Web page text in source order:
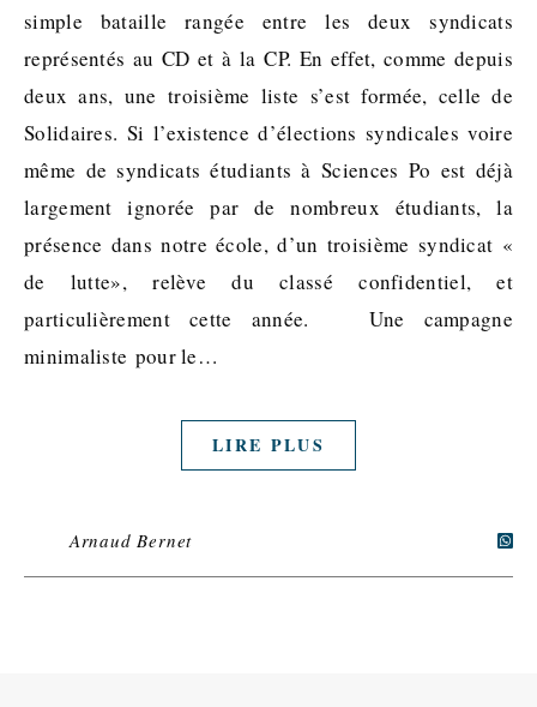
simple bataille rangée entre les deux syndicats
représentés au CD et à la CP. En effet, comme depuis
deux ans, une troisième liste s’est formée, celle de
Solidaires. Si l’existence d’élections syndicales voire
même de syndicats étudiants à Sciences Po est déjà
largement ignorée par de nombreux étudiants, la
présence dans notre école, d’un troisième syndicat «
de lutte», relève du classé confidentiel, et
particulièrement cette année. Une campagne
minimaliste pour le…
LIRE PLUS
Arnaud Bernet